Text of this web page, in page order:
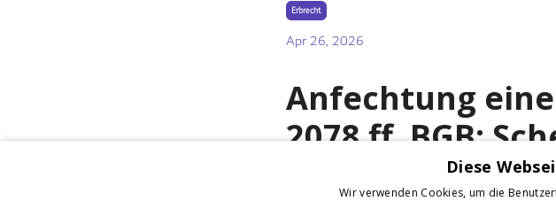
Erbrecht
Apr 26, 2026
Anfechtung
2078 ff. BGB:
Diese
Wir verwenden Cookies, um die